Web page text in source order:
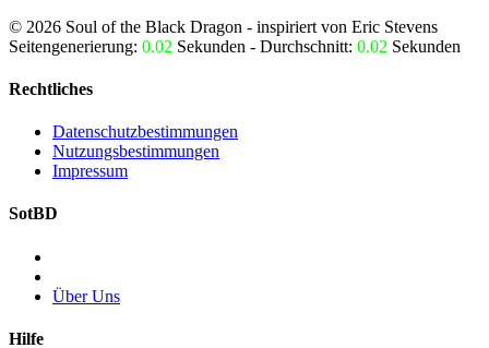
© 2026 Soul of the Black Dragon - inspiriert von Eric Stevens
Seitengenerierung: 0.02 Sekunden - Durchschnitt: 0.02 Sekunden
Rechtliches
Datenschutzbestimmungen
Nutzungsbestimmungen
Impressum
SotBD
Über Uns
Hilfe